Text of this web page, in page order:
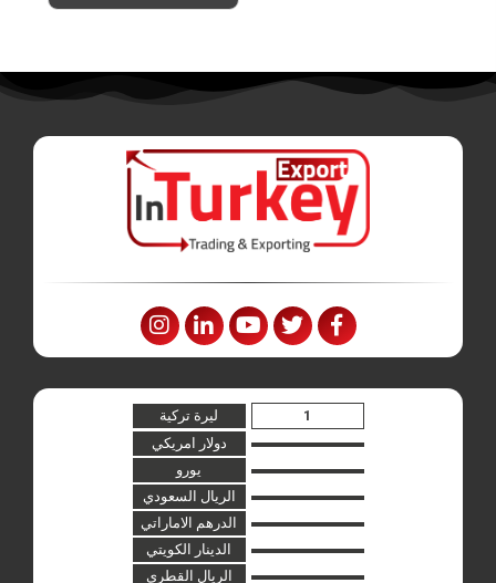
ليرة تركية
دولار امريكي
يورو
الريال السعودي
الدرهم الاماراتي
الدينار الكويتي
الريال القطري